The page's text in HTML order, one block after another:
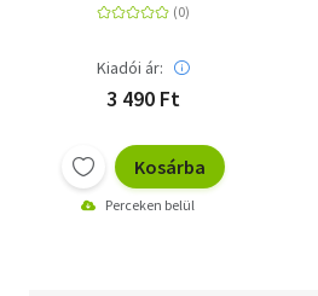
Kiadói ár:
3 490 Ft
Kosárba
Perceken belül